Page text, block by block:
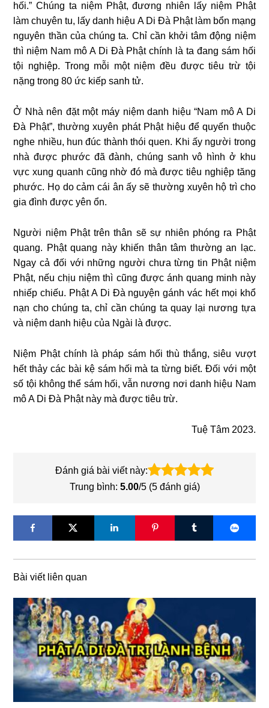
hối.” Chúng ta niệm Phật, đương nhiên lấy niệm Phật
làm chuyên tu, lấy danh hiệu A Di Đà Phật làm bổn mạng
nguyên thần của chúng ta. Chỉ cần khởi tâm động niệm
thì niệm Nam mô A Di Đà Phật chính là ta đang sám hối
tội nghiệp. Trong mỗi một niệm đều được tiêu trừ tội
nặng trong 80 ức kiếp sanh tử.
Ở Nhà nên đặt một máy niệm danh hiệu “Nam mô A Di
Đà Phật”, thường xuyên phát Phật hiệu để quyến thuộc
nghe nhiều, hun đúc thành thói quen. Khi ấy người trong
nhà được phước đã đành, chúng sanh vô hình ở khu
vực xung quanh cũng nhờ đó mà được tiêu nghiệp tăng
phước. Họ do cảm cái ân ấy sẽ thường xuyên hộ trì cho
gia đình được yên ổn.
Người niệm Phật trên thân sẽ sự nhiên phóng ra Phật
quang. Phật quang này khiến thân tâm thường an lạc.
Ngay cả đối với những người chưa từng tin Phật niệm
Phật, nếu chịu niệm thì cũng được ánh quang minh này
nhiếp chiếu. Phật A Di Đà nguyện gánh vác hết mọi khổ
nạn cho chúng ta, chỉ cần chúng ta quay lại nương tựa
và niệm danh hiệu của Ngài là được.
Niệm Phật chính là pháp sám hối thù thắng, siêu vượt
hết thảy các bài kệ sám hối mà ta từng biết. Đối với một
số tội không thể sám hối, vẫn nương nơi danh hiệu Nam
mô A Di Đà Phật này mà được tiêu trừ.
Tuệ Tâm 2023.
Đánh giá bài viết này:
Trung bình: 5.00/5 (5đánh giá)
Bài viết liên quan